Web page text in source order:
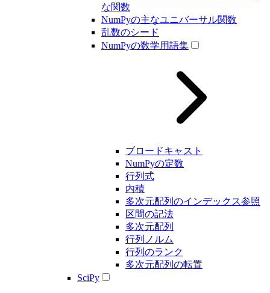
な関数
NumPyの主なユニバーサル関数
乱数のシード
NumPyの数学用語集
ブロードキャスト
NumPyの定数
行列式
内積
多次元配列のインデックス参照
区間の記法
多次元配列
行列ノルム
行列のランク
多次元配列の転置
SciPy